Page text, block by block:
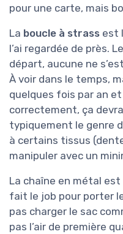
pour une carte, mais
La boucle à strass est
l’ai regardée de près.
départ, aucune ne
À voir dans le temps,
quelques fois par an
correctement, ça
typiquement le genre
à certains tissus
manipuler avec un
La chaîne en métal
fait le job pour porter le
pas charger le sac
pas l’air de première